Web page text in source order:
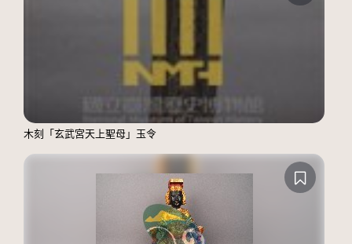
木刻「玄武宮天上聖母」玉令